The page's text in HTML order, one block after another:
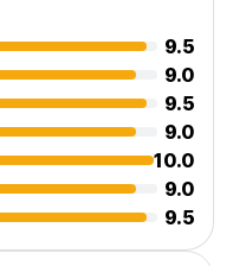
9.5
9.0
9.5
9.0
10.0
9.0
9.5